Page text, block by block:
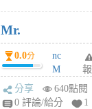
Mr.
0.0分
nc
M
U
F
報
分享
640點閱
0 評論/給分
1